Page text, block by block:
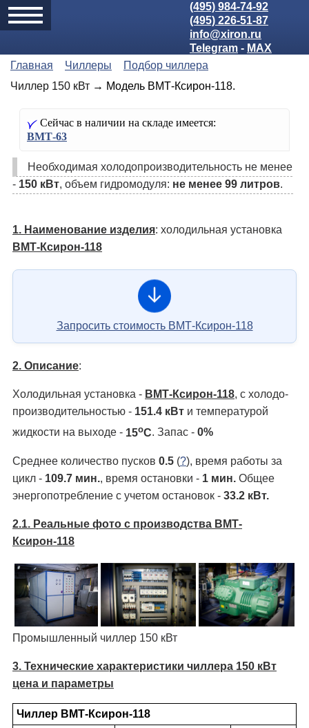
(495) 984-74-92
(495) 226-51-87
info@xiron.ru
Telegram - MAX
Главная
Чиллеры
Подбор чиллера
Чиллер 150 кВт → Модель ВМТ-Ксирон-118.
Сейчас в наличии на складе имеется:
ВМТ-63
Необходимая холодо­производительность не менее
- 150 кВт, объем гидромодуля: не менее 99 литров.
1. Наименование изделия: холодильная установка
ВМТ-Ксирон-118
Запросить стоимость ВМТ-Ксирон-118
2. Описание:
Холодильная установка - ВМТ-Ксирон-118, с холодо­
производительностью - 151.4 кВт и температурой
жидкости на выходе - 15оС. Запас - 0%
Среднее количество пусков 0.5 (?), время работы за
цикл - 109.7 мин., время остановки - 1 мин. Общее
энергопотребление с учетом остановок - 33.2 кВт.
2.1. Реальные фото с производства ВМТ-
Ксирон-118
Промышленный чиллер 150 кВт
3. Технические характеристики чиллера 150 кВт
цена и параметры
Чиллер ВМТ-Ксирон-118